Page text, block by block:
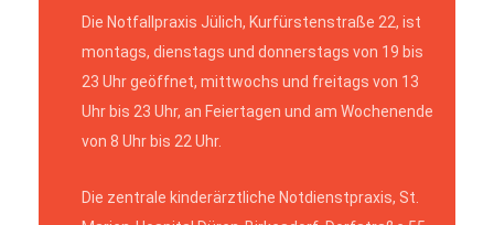
Die Notfallpraxis Jülich, Kurfürstenstraße 22, ist
montags, dienstags und donnerstags von 19 bis
23 Uhr geöffnet, mittwochs und freitags von 13
Uhr bis 23 Uhr, an Feiertagen und am Wochenende
von 8 Uhr bis 22 Uhr.
Die zentrale kinderärztliche Notdienstpraxis, St.